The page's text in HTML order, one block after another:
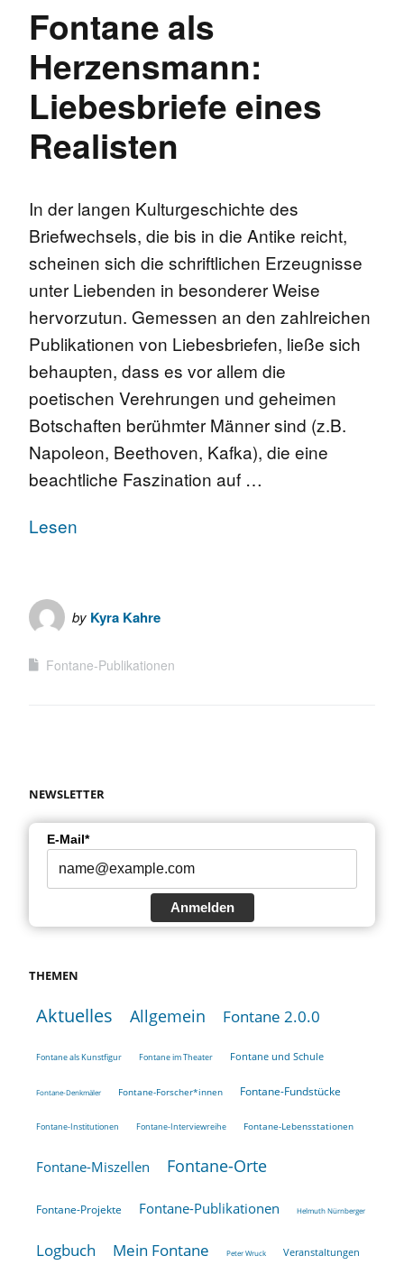
Fontane als
Herzensmann:
Liebesbriefe eines
Realisten
In der langen Kulturgeschichte des
Briefwechsels, die bis in die Antike reicht,
scheinen sich die schriftlichen Erzeugnisse
unter Liebenden in besonderer Weise
hervorzutun. Gemessen an den zahlreichen
Publikationen von Liebesbriefen, ließe sich
behaupten, dass es vor allem die
poetischen Verehrungen und geheimen
Botschaften berühmter Männer sind (z.B.
Napoleon, Beethoven, Kafka), die eine
beachtliche Faszination auf …
Lesen
by Kyra Kahre
Fontane-Publikationen
NEWSLETTER
E-Mail*
Anmelden
THEMEN
Aktuelles Allgemein Fontane 2.0.0
Fontane als Kunstfigur Fontane im Theater Fontane und Schule
Fontane-Denkmäler Fontane-Forscher*innen Fontane-Fundstücke
Fontane-Institutionen Fontane-Interviewreihe Fontane-Lebensstationen
Fontane-Miszellen Fontane-Orte
Fontane-Projekte Fontane-Publikationen Helmuth Nürnberger
Logbuch Mein Fontane Peter Wruck Veranstaltungen